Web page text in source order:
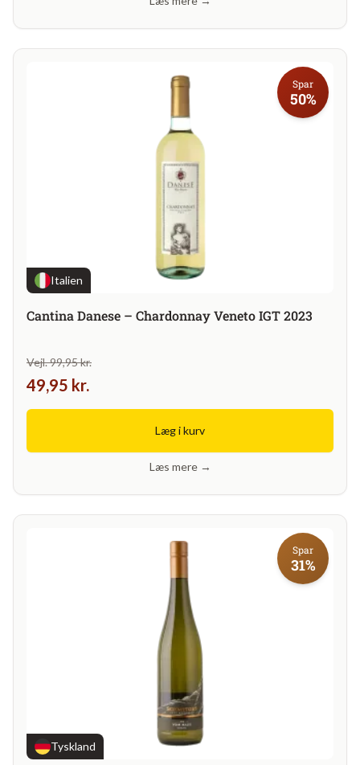
Spar
50%
Italien
Cantina Danese – Chardonnay Veneto IGT 2023
Vejl. 99,95 kr.
49,95 kr.
Læg i kurv
Læs mere →
Spar
31%
Tyskland